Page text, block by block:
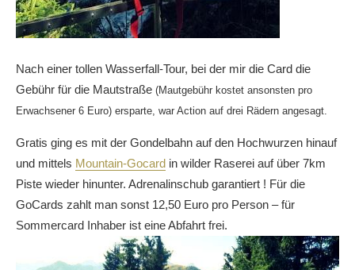
Nach einer tollen Wasserfall-Tour, bei der mir die Card die
Gebühr für die Mautstraße (Mautgebühr kostet ansonsten pro
Erwachsener 6 Euro) ersparte, war Action auf drei Rädern angesagt.
Gratis ging es mit der Gondelbahn auf den Hochwurzen hinauf
und mittels Mountain-Gocard in wilder Raserei auf über 7km
Piste wieder hinunter. Adrenalinschub garantiert ! Für die
GoCards zahlt man sonst 12,50 Euro pro Person – für
Sommercard Inhaber ist eine Abfahrt frei.